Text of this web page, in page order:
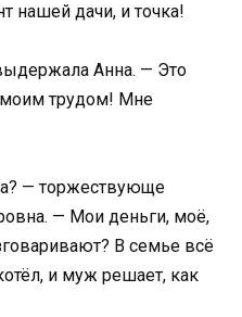
нашей дачи, и точка!
Анна. — Это
моим трудом! Мне
— торжествующе
— Мои деньги, моё,
В семье всё
и муж решает, как